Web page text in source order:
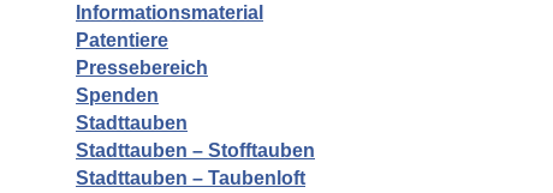
Informationsmaterial
Patentiere
Pressebereich
Spenden
Stadttauben
Stadttauben – Stofftauben
Stadttauben – Taubenloft